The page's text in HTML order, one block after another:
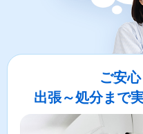
ご安心
出張～処分まで